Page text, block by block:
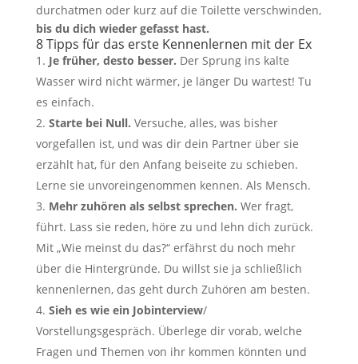
durchatmen oder kurz auf die Toilette verschwinden,
bis du dich wieder gefasst hast.
8 Tipps für das erste Kennenlernen mit der Ex
Je früher, desto besser. Der Sprung ins kalte
Wasser wird nicht wärmer, je länger Du wartest! Tu
es einfach.
Starte bei Null. Versuche, alles, was bisher
vorgefallen ist, und was dir dein Partner über sie
erzählt hat, für den Anfang beiseite zu schieben.
Lerne sie unvoreingenommen kennen. Als Mensch.
Mehr zuhören als selbst sprechen. Wer fragt,
führt. Lass sie reden, höre zu und lehn dich zurück.
Mit „Wie meinst du das?“ erfährst du noch mehr
über die Hintergründe. Du willst sie ja schließlich
kennenlernen, das geht durch Zuhören am besten.
Sieh es wie ein Jobinterview/
Vorstellungsgespräch. Überlege dir vorab, welche
Fragen und Themen von ihr kommen könnten und